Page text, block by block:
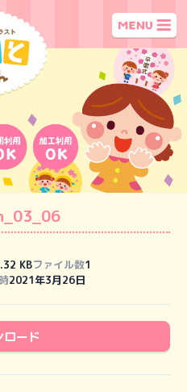
KBファイル数1
2021年3月26日
ロード